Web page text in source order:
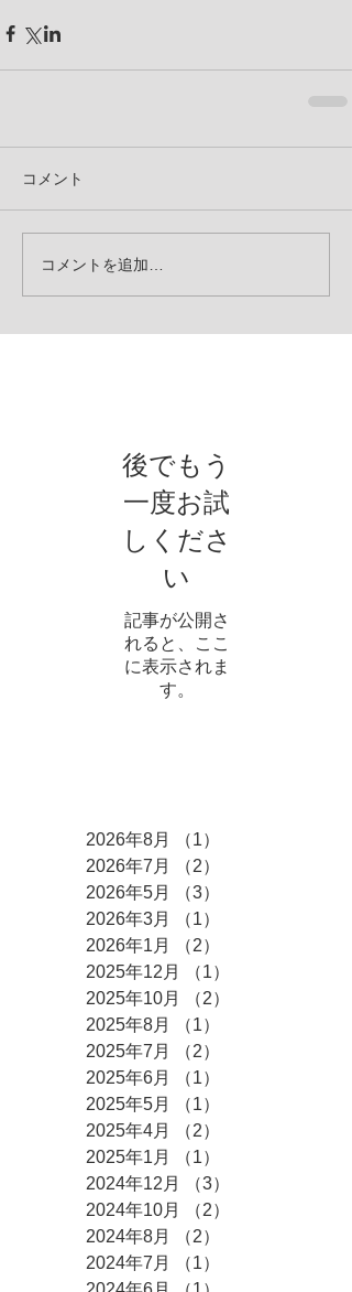
コメント
コメントを追加…
後でもう
一度お試
しくださ
い
記事が公開さ
れると、ここ
に表示されま
す。
2026年8月 （1）
2026年7月
（2）
2026年5月
（3）
2026年3月
（1）
2026年1月
（2）
2025年12月
（1）
2025年10月
（2）
2025年8月
（1）
2025年7月
（2）
2025年6月
（1）
2025年5月
（1）
2025年4月
（2）
2025年1月
（1）
2024年12月
（3）
2024年10月
（2）
2024年8月
（2）
2024年7月
（1）